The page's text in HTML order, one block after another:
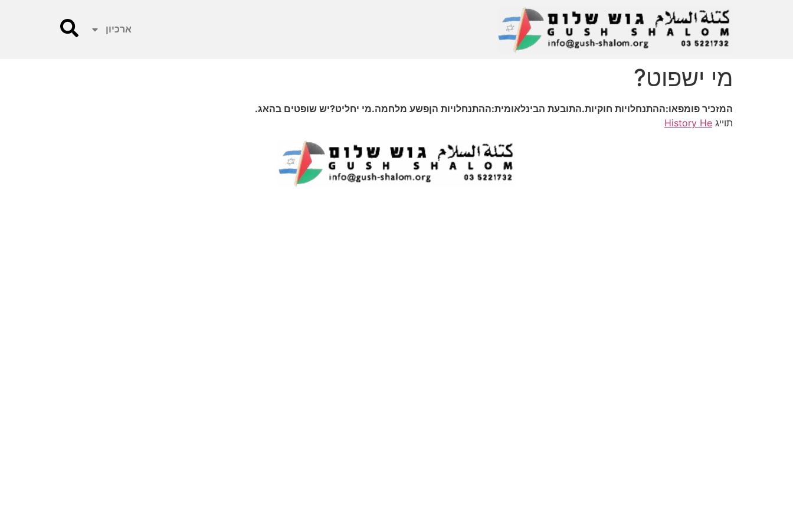
ארכיון
מי ישפוט?
המזכיר פומפאו:ההתנחלויות חוקיות.התובעת הבינלאומית:ההתנחלויות הןפשע מלחמה.מי יחליט?יש שופטים בהאג.
תוייג History He